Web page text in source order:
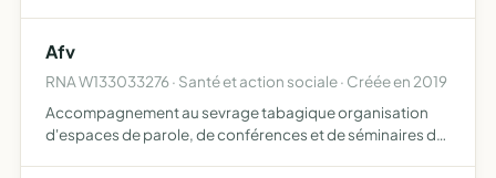
partena…
Afv
RNA W133033276 · Santé et action sociale · Créée en 2019
Accompagnement au sevrage tabagique organisation
d'espaces de parole, de conférences et de séminaires de